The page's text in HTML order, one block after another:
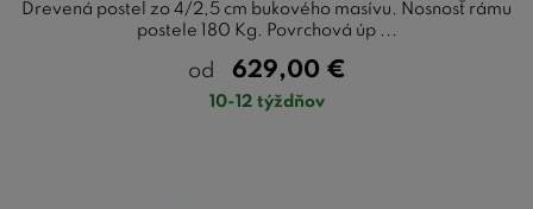
Drevená posteľ zo 4/2,5 cm bukového masívu. Nosnosť rámu
postele 180 Kg. Povrchová úp ...
od 629,00 €
10-12 týždňov